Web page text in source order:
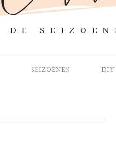
SEIZOENEN DIY